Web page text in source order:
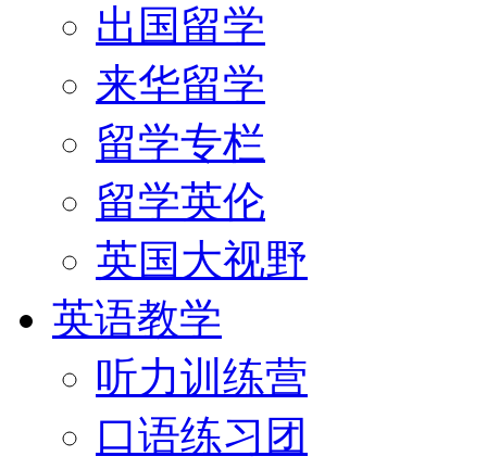
出国留学
来华留学
留学专栏
留学英伦
英国大视野
英语教学
听力训练营
口语练习团